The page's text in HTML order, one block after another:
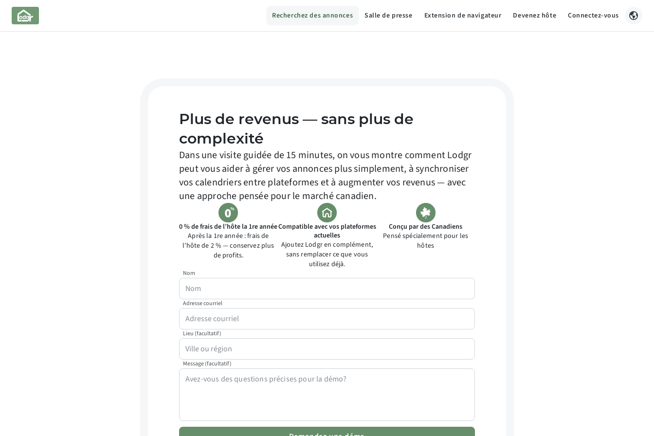
Recherchez des annonces Salle de presse Extension de navigateur Devenez hôte Connectez-vous
Plus de revenus — sans plus de
complexité
Dans une visite guidée de 15 minutes, on vous montre comment Lodgr
peut vous aider à gérer vos annonces plus simplement, à synchroniser
vos calendriers entre plateformes et à augmenter vos revenus — avec
une approche pensée pour le marché canadien.
0 % de frais de l’hôte la 1re année
Après la 1re année : frais de
l’hôte de 2 % — conservez plus
de profits.
Compatible avec vos plateformes
actuelles
Ajoutez Lodgr en complément,
sans remplacer ce que vous
utilisez déjà.
Conçu par des Canadiens
Pensé spécialement pour les
hôtes
Nom
Adresse courriel
Lieu (facultatif)
Message (facultatif)